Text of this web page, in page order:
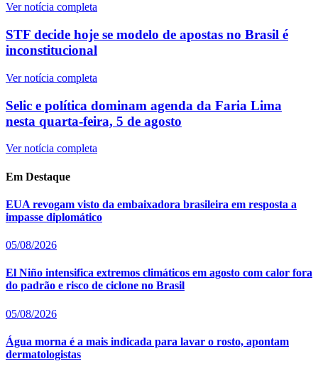
Ver notícia completa
STF decide hoje se modelo de apostas no Brasil é
inconstitucional
Ver notícia completa
Selic e política dominam agenda da Faria Lima
nesta quarta-feira, 5 de agosto
Ver notícia completa
Em Destaque
EUA revogam visto da embaixadora brasileira em resposta a
impasse diplomático
05/08/2026
El Niño intensifica extremos climáticos em agosto com calor fora
do padrão e risco de ciclone no Brasil
05/08/2026
Água morna é a mais indicada para lavar o rosto, apontam
dermatologistas